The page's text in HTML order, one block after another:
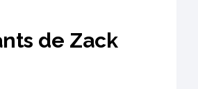
de Zack